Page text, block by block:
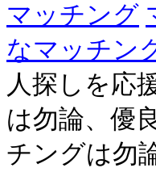
マッチング
なマッチン
人探しを応
は勿論、優
チングは勿